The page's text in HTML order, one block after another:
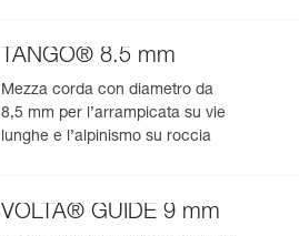
TANGO® 8.5 mm
Mezza corda con diametro da
8,5 mm per l’arrampicata su vie
lunghe e l’alpinismo su roccia
VOLTA® GUIDE 9 mm